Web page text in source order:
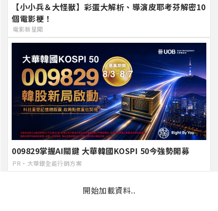
【小小兵＆大怪獸】彩蛋大解析、導演皮耶考芬解密10
個電影梗！
電影新星聞
009829掌握AI關鍵 大華韓國KOSPI 50今強勢開募
PR・大華銀全能行銷方案
開始加載資料..